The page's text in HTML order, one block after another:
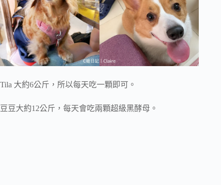
Tila 大約6公斤，所以每天吃一顆即可。
豆豆大約12公斤，每天會吃兩顆超級黑酵母。